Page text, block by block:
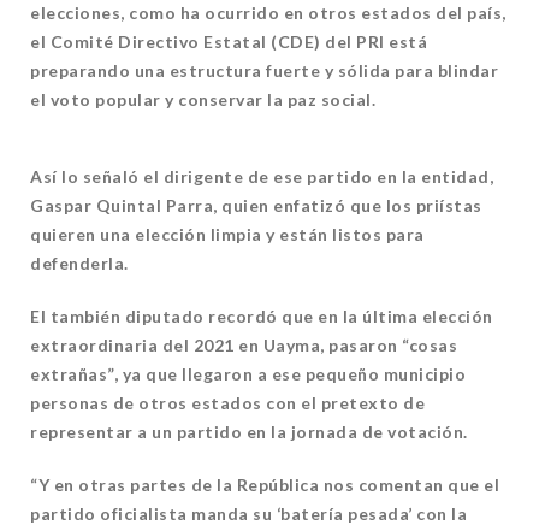
elecciones, como ha ocurrido en otros estados del país,
el Comité Directivo Estatal (CDE) del PRI está
preparando una estructura fuerte y sólida para blindar
el voto popular y conservar la paz social.
Así lo señaló el dirigente de ese partido en la entidad,
Gaspar Quintal Parra, quien enfatizó que los priístas
quieren una elección limpia y están listos para
defenderla.
El también diputado recordó que en la última elección
extraordinaria del 2021 en Uayma, pasaron “cosas
extrañas”, ya que llegaron a ese pequeño municipio
personas de otros estados con el pretexto de
representar a un partido en la jornada de votación.
“Y en otras partes de la República nos comentan que el
partido oficialista manda su ‘batería pesada’ con la